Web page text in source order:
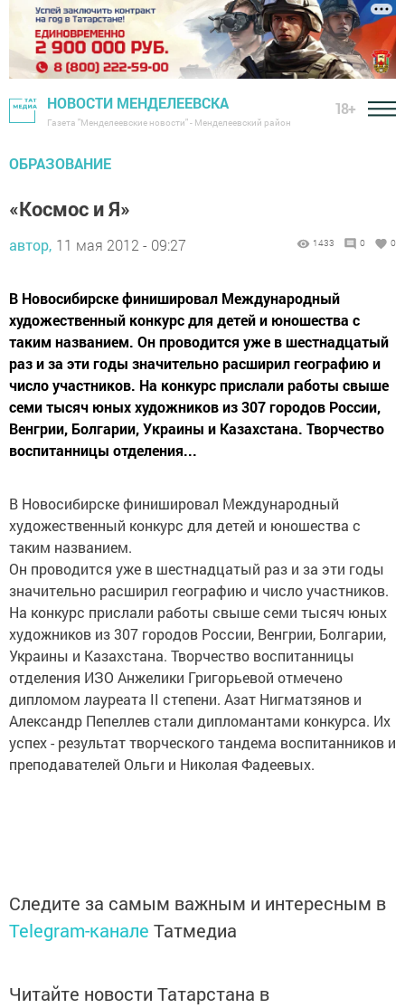
НОВОСТИ МЕНДЕЛЕЕВСКА
Газета "Менделеевские новости" - Менделеевский район
18+
ОБРАЗОВАНИЕ
«Космос и Я»
автор, 11 мая 2012 - 09:27 1433 0 0
В Новосибирске финишировал Международный
художественный конкурс для детей и юношества с
таким названием. Он проводится уже в шестнадцатый
раз и за эти годы значительно расширил географию и
число участников. На конкурс прислали работы свыше
семи тысяч юных художников из 307 городов России,
Венгрии, Болгарии, Украины и Казахстана. Творчество
воспитанницы отделения...
В Новосибирске финишировал Международный
художественный конкурс для детей и юношества с
таким названием.
Он проводится уже в шестнадцатый раз и за эти годы
значительно расширил географию и число участников.
На конкурс прислали работы свыше семи тысяч юных
художников из 307 городов России, Венгрии, Болгарии,
Украины и Казахстана. Творчество воспитанницы
отделения ИЗО Анжелики Григорьевой отмечено
дипломом лауреата II степени. Азат Нигматзянов и
Александр Пепеллев стали дипломантами конкурса. Их
успех - результат творческого тандема воспитанников и
преподавателей Ольги и Николая Фадеевых.
Следите за самым важным и интересным в
Telegram-канале Татмедиа
Читайте новости Татарстана в